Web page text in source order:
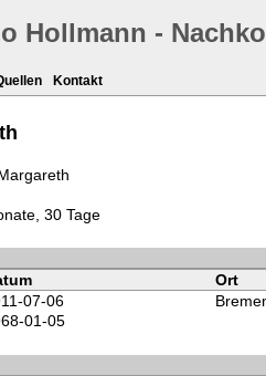
Hollmann -
Kontakt
30 Tage
Ort
07-06
01-05